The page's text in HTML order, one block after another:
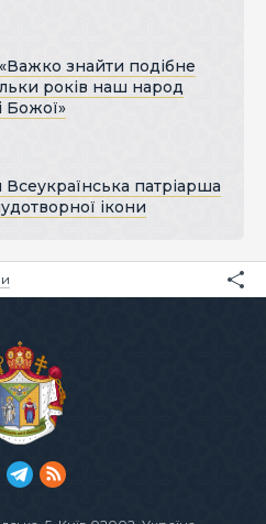
знайти подібне
років наш народ
Божої»
Всеукраїнська патріарша
ікони